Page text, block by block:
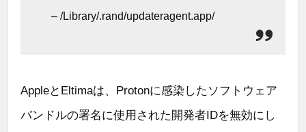
– /Library/.rand/updateragent.app/
AppleとEltimaは、Protonに感染したソフトウェア
バンドルの署名に使用された開発者IDを無効にし